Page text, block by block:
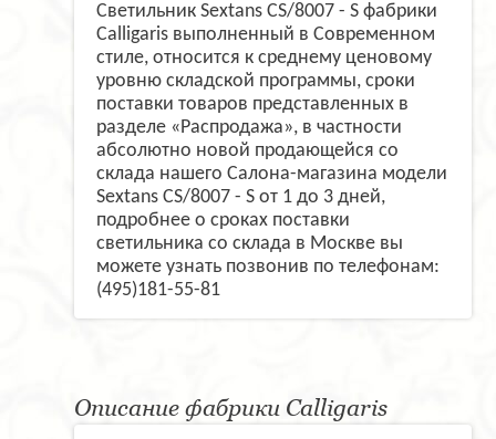
Светильник Sextans CS/8007 - S фабрики
Calligaris выполненный в Современном
стиле, относится к среднему ценовому
уровню складской программы, сроки
поставки товаров представленных в
разделе «Распродажа», в частности
абсолютно новой продающейся со
склада нашего Салона-магазина модели
Sextans CS/8007 - S от 1 до 3 дней,
подробнее о сроках поставки
светильника со склада в Москве вы
можете узнать позвонив по телефонам:
(495)181-55-81
Описание фабрики Calligaris